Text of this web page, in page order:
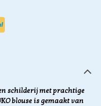
schilderij met prachtige
blouse is gemaakt van